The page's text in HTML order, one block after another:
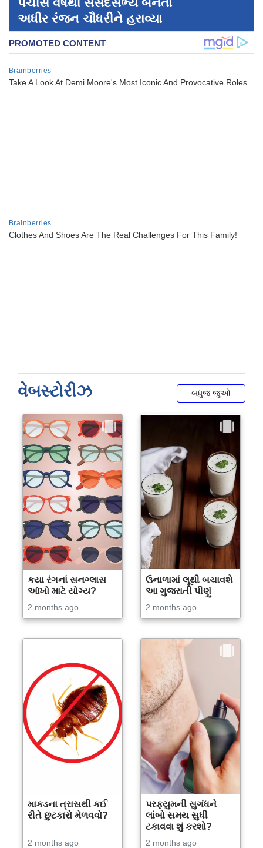
પચીસ વર્ષથી સંસદસભ્ય બનતા
અધીર રંજન ચૌધરીને હરાવ્યા
વેબસ્ટોરીઝ બધુજ જુઓ
કયા રંગનાં સનગ્લાસ
આંખો માટે યોગ્ય?
2 months ago
ઉનાળામાં લૂથી બચાવશે
આ ગુજરાતી પીણું
2 months ago
માકડના ત્રાસથી કઈ
રીતે છુટકારો મેળવવો?
2 months ago
પરફ્યુમની સુગંધને
લાંબો સમય સુધી
ટકાવવા શું કરશો?
2 months ago